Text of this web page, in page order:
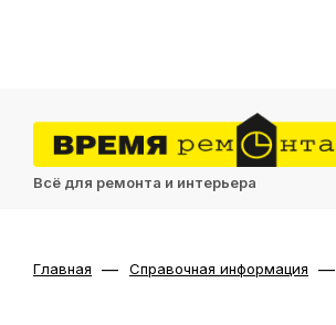
Всё для ремонта и интерьера
Главная — Справочная информация —